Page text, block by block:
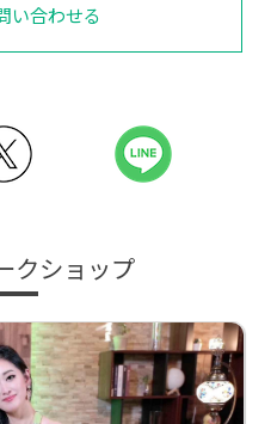
い合わせる
クショップ